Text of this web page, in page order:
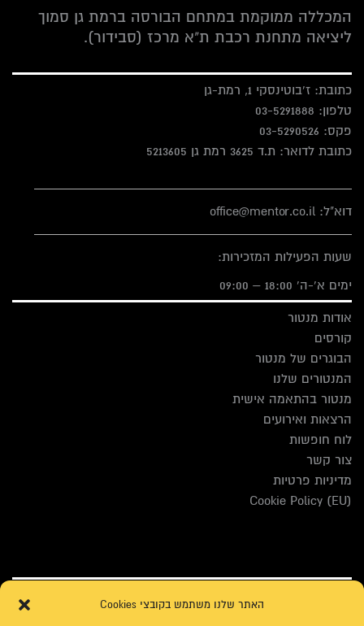
האתר שלנו משתמש בקובצי Cookies
המכללה ממוקמת במתחם הבורסה ברמת גן סמוך
ליציאה מתחנת רכבת ת"א מרכז (סבידור).
כתובת: ז'בוטינסקי 1, רמת-גן
טלפון: 03-5291888
פקס: 03-5290526
כתובת לדואר: ת.ד 3625 רמת גן 5213605
דוא"ל: office@mentor.co.il
שעות הפעילות המזכירות:
ימים א'-ה' 18:00 – 09:00
אודות מנטור
קורסים
הבוגרים של מנטור
המנטורים שלנו
מנטור בהתאמה אישית
הרצאות ואירועים
לוח חופשות
צור קשר
מדיניות פרטיות
Cookie Policy (EU)